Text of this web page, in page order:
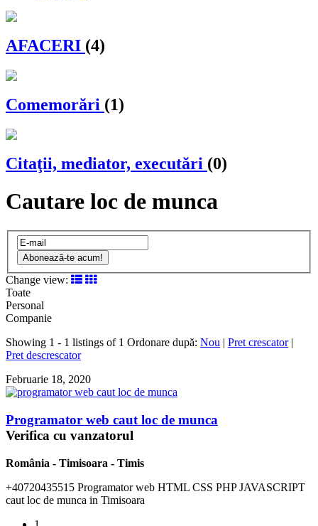
AFACERI (4)
Comemorări (1)
Citaţii, mediator, executări (0)
Cautare loc de munca
Abonează-te acum!
Change view:
Toate
Personal
Companie
Showing 1 - 1 listings of 1 Ordonare după: Nou | Pret crescator |
Pret descrescator
Februarie 18, 2020
Programator web caut loc de munca
Verifica cu vanzatorul
România - Timisoara - Timis
+40720435515 Programator web HTML CSS PHP JAVASCRIPT
caut loc de munca in Timisoara